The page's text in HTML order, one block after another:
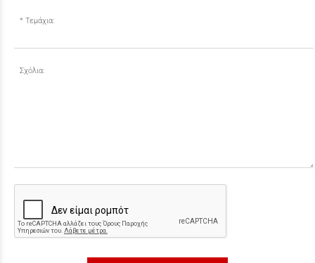
Τεμάχια:
Σχόλια: